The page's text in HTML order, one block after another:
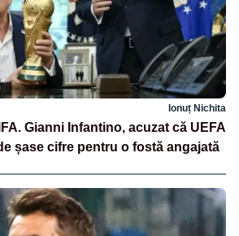
Ionuț Nichita
Gianni Infantino, acuzat că UEFA
șase cifre pentru o fostă angajată